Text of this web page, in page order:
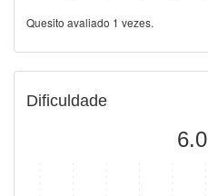
Quesito avaliado 1 vezes.
Dificuldade